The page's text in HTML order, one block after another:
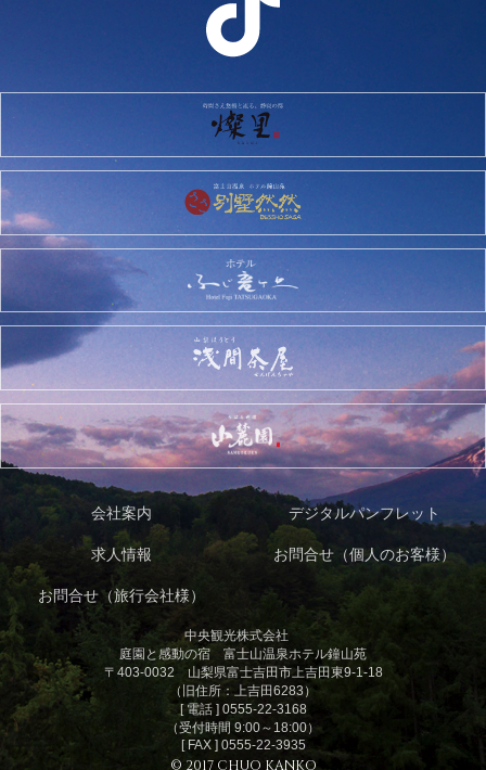
会社案内 デジタルパンフレット
求人情報 お問合せ（個人のお客様）
お問合せ（旅行会社様）
中央観光株式会社
庭園と感動の宿 富士山温泉ホテル鐘山苑
〒403-0032 山梨県富士吉田市上吉田東9-1-18
（旧住所：上吉田6283）
[ 電話 ] 0555-22-3168
（受付時間 9:00～18:00）
[ FAX ] 0555-22-3935